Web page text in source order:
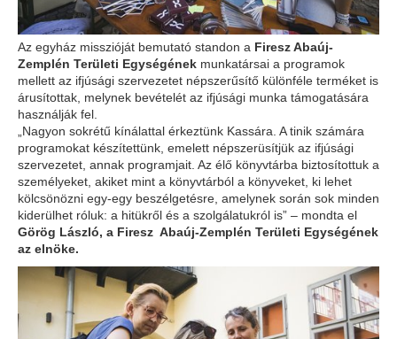
Az egyház misszióját bemutató standon a Firesz Abaúj-
Zemplén Területi Egységének munkatársai a programok
mellett az ifjúsági szervezetet népszerűsítő különféle terméket is
árusítottak, melynek bevételét az ifjúsági munka támogatására
használják fel.
„Nagyon sokrétű kínálattal érkeztünk Kassára. A tinik számára
programokat készítettünk, emelett népszerüsítjük az ifjúsági
szervezetet, annak programjait. Az élő könyvtárba biztosítottuk a
személyeket, akiket mint a könyvtárból a könyveket, ki lehet
kölcsönözni egy-egy beszélgetésre, amelynek során sok minden
kiderülhet róluk: a hitükről és a szolgálatukról is” – mondta el
Görög László, a Firesz Abaúj-Zemplén Területi Egységének
az elnöke.